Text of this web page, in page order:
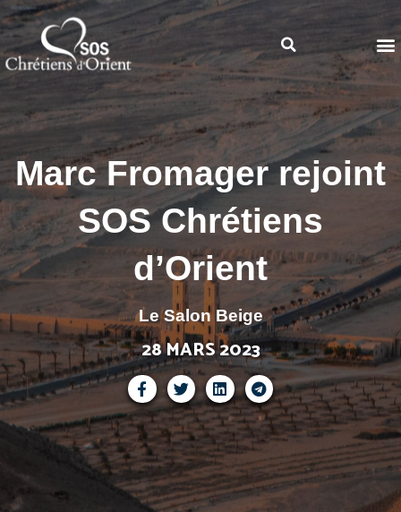
Marc Fromager rejoint
SOS Chrétiens
d’Orient
Le Salon Beige
28 MARS 2023